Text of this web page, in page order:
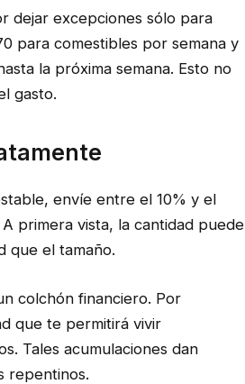
dejar excepciones sólo para
para comestibles por semana y
la próxima semana. Esto no
gasto.
envíe entre el 10% y el
primera vista, la cantidad puede
que el tamaño.
colchón financiero. Por
que te permitirá vivir
Tales acumulaciones dan
repentinos.